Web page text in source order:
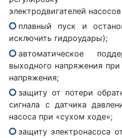
электродвигателей насосов
плавный пуск и
исключить гидроудары);
автоматическое
выходного напряжения
напряжения;
защиту от потери
сигнала с датчика
насоса при «сухом ходе»;
защиту электронасоса